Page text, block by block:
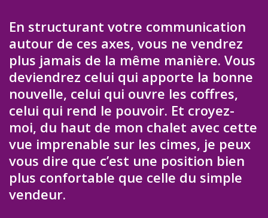
En structurant votre communication
autour de ces axes, vous ne vendrez
plus jamais de la même manière. Vous
deviendrez celui qui apporte la bonne
nouvelle, celui qui ouvre les coffres,
celui qui rend le pouvoir. Et croyez-
moi, du haut de mon chalet avec cette
vue imprenable sur les cimes, je peux
vous dire que c’est une position bien
plus confortable que celle du simple
vendeur.